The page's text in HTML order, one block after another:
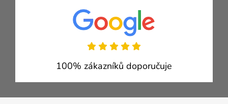
100% zákazníků doporučuje